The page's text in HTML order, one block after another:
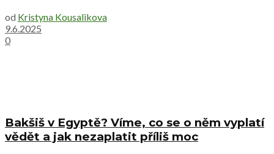
od Kristyna Kousalikova
9.6.2025
0
Bakšiš v Egyptě? Víme, co se o něm vyplatí
vědět a jak nezaplatit příliš moc